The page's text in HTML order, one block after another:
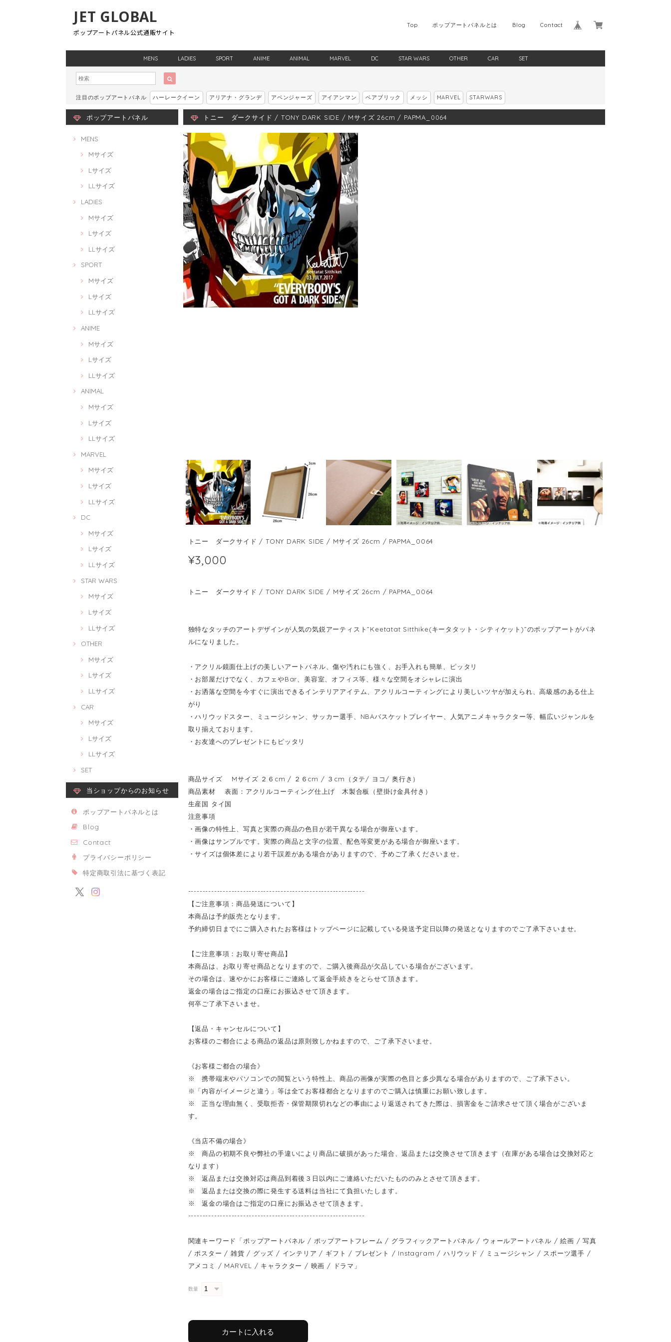
JET GLOBAL
ポップアートパネル公式通販サイト
Contact
Blog
ポップアートパネルとは
Top
MENS LADIES SPORT ANIME ANIMAL MARVEL DC STAR WARS OTHER CAR SET
注目のポップアートパネル ハーレークイーン アリアナ・グランデ アベンジャーズ アイアンマン ベアブリック メッシ MARVEL STARWARS
ポップアートパネル
MENS
Mサイズ
Lサイズ
LLサイズ
LADIES
Mサイズ
Lサイズ
LLサイズ
SPORT
Mサイズ
Lサイズ
LLサイズ
ANIME
Mサイズ
Lサイズ
LLサイズ
ANIMAL
Mサイズ
Lサイズ
LLサイズ
MARVEL
Mサイズ
Lサイズ
LLサイズ
DC
Mサイズ
Lサイズ
LLサイズ
STAR WARS
Mサイズ
Lサイズ
LLサイズ
OTHER
Mサイズ
Lサイズ
LLサイズ
CAR
Mサイズ
Lサイズ
LLサイズ
SET
当ショップからのお知らせ
ポップアートパネルとは
Blog
Contact
プライバシーポリシー
特定商取引法に基づく表記
トニー ダークサイド / TONY DARK SIDE / Mサイズ 26cm / PAPMA_0064
トニー ダークサイド / TONY DARK SIDE / Mサイズ 26cm / PAPMA_0064
¥3,000
トニー ダークサイド / TONY DARK SIDE / Mサイズ 26cm / PAPMA_0064
独特なタッチのアートデザインが人気の気鋭アーティスト”Keetatat Sitthike(キータタット・シティケット)”のポップアートがパネ
ルになりました。
・アクリル鏡面仕上げの美しいアートパネル、傷や汚れにも強く、お手入れも簡単、ピッタリ
・お部屋だけでなく、カフェやBar、美容室、オフィス等、様々な空間をオシャレに演出
・お洒落な空間を今すぐに演出できるインテリアアイテム、アクリルコーティングにより美しいツヤが加えられ、高級感のある仕上
がり
・ハリウッドスター、ミュージシャン、サッカー選手、NBAバスケットプレイヤー、人気アニメキャラクター等、幅広いジャンルを
取り揃えております。
・お友達へのプレゼントにもピッタリ
商品サイズ Mサイズ ２６cm / ２６cm / ３cm（タテ/ ヨコ/ 奥行き）
商品素材 表面：アクリルコーティング仕上げ 木製合板（壁掛け金具付き）
生産国 タイ国
注意事項
・画像の特性上、写真と実際の商品の色目が若干異なる場合が御座います。
・画像はサンプルです。実際の商品と文字の位置、配色等変更がある場合が御座います。
・サイズは個体差により若干誤差がある場合がありますので、予めご了承くださいませ。
-------------------------------------------------------------
【ご注意事項：商品発送について】
本商品は予約販売となります。
予約締切日までにご購入されたお客様はトップページに記載している発送予定日以降の発送となりますのでご了承下さいませ。
【ご注意事項：お取り寄せ商品】
本商品は、お取り寄せ商品となりますので、ご購入後商品が欠品している場合がございます。
その場合は、速やかにお客様にご連絡して返金手続きをとらせて頂きます。
返金の場合はご指定の口座にお振込させて頂きます。
何卒ご了承下さいませ。
【返品・キャンセルについて】
お客様のご都合による商品の返品は原則致しかねますので、ご了承下さいませ。
《お客様ご都合の場合》
※ 携帯端末やパソコンでの閲覧という特性上、商品の画像が実際の色目と多少異なる場合がありますので、ご了承下さい。
※「内容がイメージと違う」等は全てお客様都合となりますのでご購入は慎重にお願い致します。
※ 正当な理由無く、受取拒否・保管期限切れなどの事由により返送されてきた際は、損害金をご請求させて頂く場合がございま
す。
《当店不備の場合》
※ 商品の初期不良や弊社の手違いにより商品に破損があった場合、返品または交換させて頂きます（在庫がある場合は交換対応と
なります）
※ 返品または交換対応は商品到着後３日以内にご連絡いただいたもののみとさせて頂きます。
※ 返品または交換の際に発生する送料は当社にて負担いたします。
※ 返金の場合はご指定の口座にお振込させて頂きます。
-------------------------------------------------------------
関連キーワード「ポップアートパネル / ポップアートフレーム / グラフィックアートパネル / ウォールアートパネル / 絵画 / 写真
/ ポスター / 雑貨 / グッズ / インテリア / ギフト / プレゼント / Instagram / ハリウッド / ミュージシャン / スポーツ選手 /
アメコミ / MARVEL / キャラクター / 映画 / ドラマ」
数量
カートに入れる